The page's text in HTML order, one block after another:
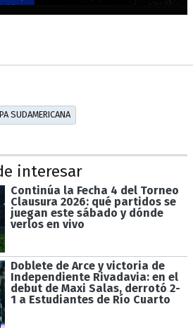
SUDAMERICANA
interesar
Continúa la Fecha 4 del Torneo
Clausura 2026: qué partidos se
juegan este sábado y dónde
verlos en vivo
Doblete de Arce y victoria de
Independiente Rivadavia: en el
debut de Maxi Salas, derrotó 2-
1 a Estudiantes de Río Cuarto